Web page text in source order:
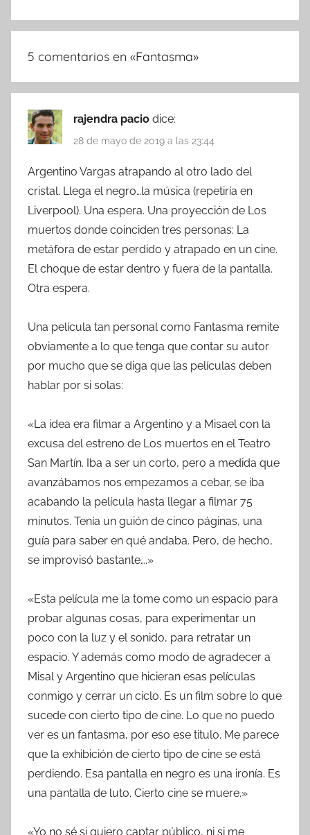
5 comentarios en «Fantasma»
rajendra pacio dice:
28 de mayo de 2019 a las 23:44
Argentino Vargas atrapando al otro lado del
cristal. Llega el negro…la música (repetiría en
Liverpool). Una espera. Una proyección de Los
muertos donde coinciden tres personas: La
metáfora de estar perdido y atrapado en un cine.
El choque de estar dentro y fuera de la pantalla.
Otra espera.
Una película tan personal como Fantasma remite
obviamente a lo que tenga que contar su autor
por mucho que se diga que las películas deben
hablar por si solas:
«La idea era filmar a Argentino y a Misael con la
excusa del estreno de Los muertos en el Teatro
San Martín. Iba a ser un corto, pero a medida que
avanzábamos nos empezamos a cebar, se iba
acabando la película hasta llegar a filmar 75
minutos. Tenía un guión de cinco páginas, una
guía para saber en qué andaba. Pero, de hecho,
se improvisó bastante….»
«Esta película me la tome como un espacio para
probar algunas cosas, para experimentar un
poco con la luz y el sonido, para retratar un
espacio. Y además como modo de agradecer a
Misal y Argentino que hicieran esas películas
conmigo y cerrar un ciclo. Es un film sobre lo que
sucede con cierto tipo de cine. Lo que no puedo
ver es un fantasma, por eso ese titulo. Me parece
que la exhibición de cierto tipo de cine se está
perdiendo. Esa pantalla en negro es una ironía. Es
una pantalla de luto. Cierto cine se muere.»
«Yo no sé si quiero captar público, ni si me